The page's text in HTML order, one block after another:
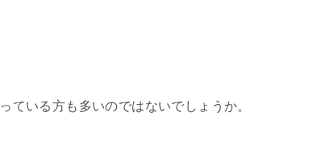
ている方も多いのではないでしょうか。